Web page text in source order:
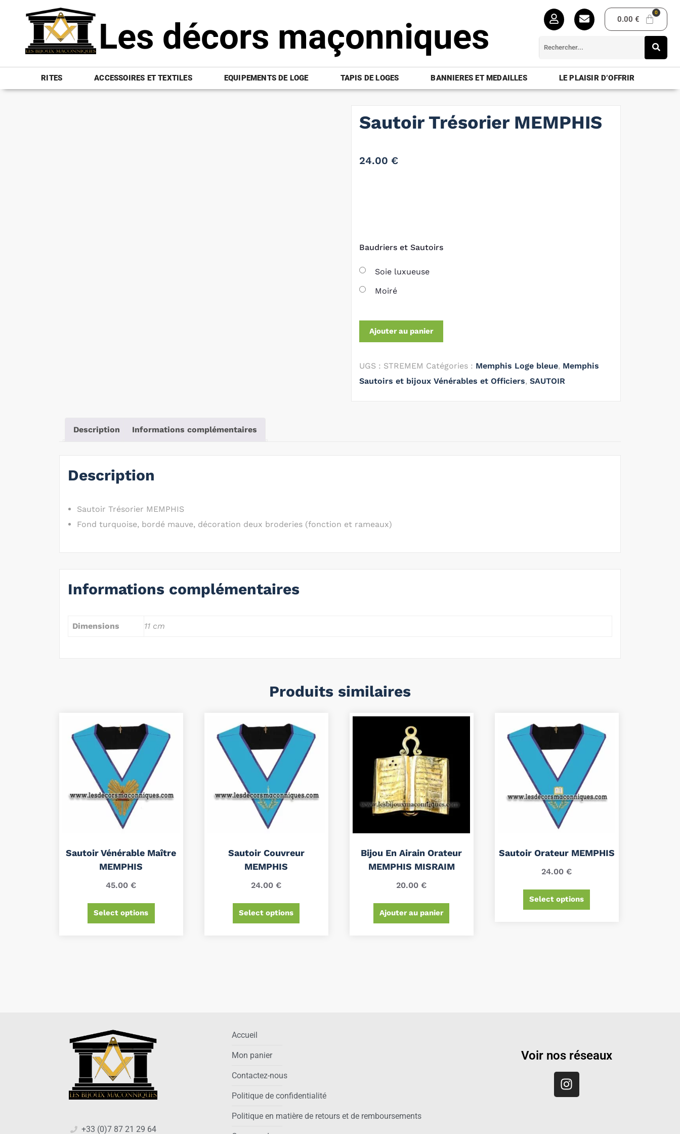
Les décors maçonniques 0.00€
RITES ACCESSOIRES ET TEXTILES EQUIPEMENTS DE LOGE TAPIS DE LOGES BANNIERES ET MEDAILLES LE PLAISIR D’OFFRIR
Sautoir Trésorier MEMPHIS
24.00 €
Baudriers et Sautoirs
Soie luxueuse
Moiré
Ajouter au panier
UGS : STREMEM Catégories : Memphis Loge bleue, Memphis
Sautoirs et bijoux Vénérables et Officiers, SAUTOIR
Description Informations complémentaires
Description
Sautoir Trésorier MEMPHIS
Fond turquoise, bordé mauve, décoration deux broderies (fonction et rameaux)
Informations complémentaires
Dimensions 11 cm
Produits similaires
Sautoir Vénérable Maître
MEMPHIS
45.00€
Select options
Sautoir Couvreur
MEMPHIS
24.00€
Select options
Bijou En Airain Orateur
MEMPHIS MISRAIM
20.00€
Ajouter au panier
Sautoir Orateur MEMPHIS
24.00€
Select options
+33 (0)7 87 21 29 64
Accueil
Mon panier
Contactez-nous
Politique de confidentialité
Politique en matière de retours et de remboursements
Voir nos réseaux